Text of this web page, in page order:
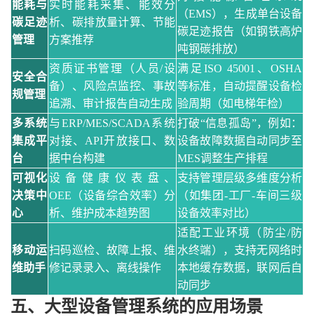
能耗与
碳足迹
管理
实时能耗采集、能效分
析、碳排放量计算、节能
方案推荐
（EMS），生成单台设备
碳足迹报告（如钢铁高炉
吨钢碳排放）
安全合
规管理
资质证书管理（人员/设
备）、风险点监控、事故
追溯、审计报告自动生成
满足 ISO 45001、OSHA
等标准，自动提醒设备检
验周期（如电梯年检）
多系统
集成平
台
与ERP/MES/SCADA系统
对接、API开放接口、数
据中台构建
打破“信息孤岛”，例如：
设备故障数据自动同步至
MES调整生产排程
可视化
决策中
心
设备健康仪表盘、
OEE（设备综合效率）分
析、维护成本趋势图
支持管理层级多维度分析
（如集团 -工厂-车间三级
设备效率对比）
移动运
维助手
扫码巡检、故障上报、维
修记录录入、离线操作
适配工业环境（防尘/防
水终端），支持无网络时
本地缓存数据，联网后自
动同步
五、大型设备管理系统的应用场景